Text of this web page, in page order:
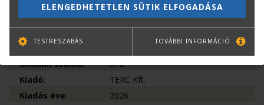
Műemlékvédelem
Méret:
Oldalak száma:
512
Kiadó:
TERC Kft.
Kiadás éve:
2026
ELENGEDHETETLEN SÜTIK ELFOGADÁSA
TESTRESZABÁS TOVÁBBI INFORMÁCIÓ